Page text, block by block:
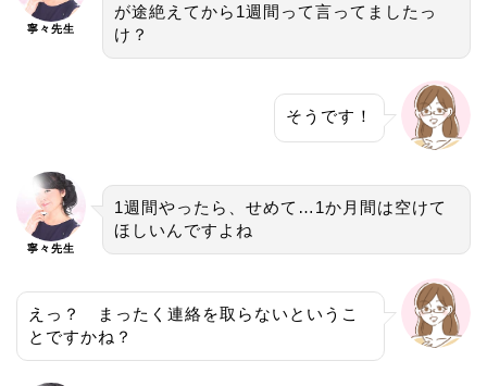
寧々先生
が途絶えてから1週間って言ってましたっ
け？
そうです！
寧々先生
1週間やったら、せめて…1か月間は空けて
ほしいんですよね
えっ？ まったく連絡を取らないというこ
とですかね？